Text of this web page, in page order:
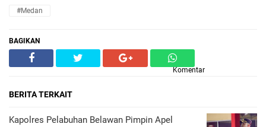
#Medan
BAGIKAN
Komentar
BERITA TERKAIT
Kapolres Pelabuhan Belawan Pimpin Apel